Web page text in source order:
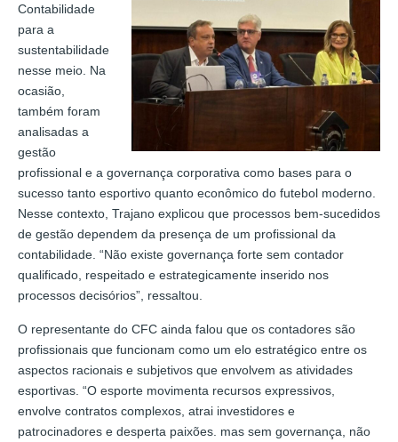
Contabilidade
para a
sustentabilidade
nesse meio. Na
ocasião,
também foram
analisadas a
gestão
profissional e a governança corporativa como bases para o
sucesso tanto esportivo quanto econômico do futebol moderno.
Nesse contexto, Trajano explicou que processos bem-sucedidos
de gestão dependem da presença de um profissional da
contabilidade. “Não existe governança forte sem contador
qualificado, respeitado e estrategicamente inserido nos
processos decisórios”, ressaltou.
O representante do CFC ainda falou que os contadores são
profissionais que funcionam como um elo estratégico entre os
aspectos racionais e subjetivos que envolvem as atividades
esportivas. “O esporte movimenta recursos expressivos,
envolve contratos complexos, atrai investidores e
patrocinadores e desperta paixões. mas sem governança, não